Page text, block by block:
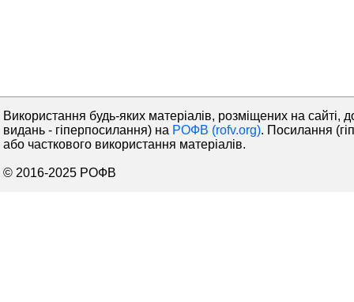
Використання будь-яких матеріалів, розміщених на сайті,
видань - гіперпосилання) на РОФВ (rofv.org). Посилання
або часткового використання матеріалів.
© 2016-2025 РОФВ